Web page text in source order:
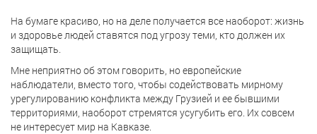
На бумаге красиво, но на деле получается все наоборот: жизнь
и здоровье людей ставятся под угрозу теми, кто должен их
защищать.
Мне неприятно об этом говорить, но европейские
наблюдатели, вместо того, чтобы содействовать мирному
урегулированию конфликта между Грузией и ее бывшими
территориями, наоборот стремятся усугубить его. Их совсем
не интересует мир на Кавказе.